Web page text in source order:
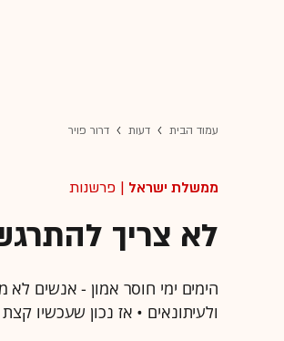
עמוד הבית דעות דרור פויר
ממשלת ישראל | פרשנות
לא צריך
הימים ימי חוסר אמון - אנשים לא
ולעיתונאים • אז נכון שעכשיו